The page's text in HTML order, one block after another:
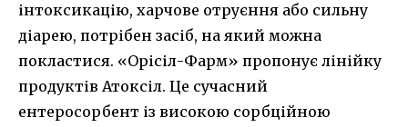
інтоксикацію, харчове отруєння або сильну
діарею, потрібен засіб, на який можна
покластися. «Орісіл-Фарм» пропонує лінійку
продуктів Атоксіл. Це сучасний
ентеросорбент із високою сорбційною